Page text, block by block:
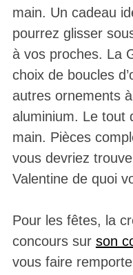
main. Un cadeau
pourrez glisser
à vos proches. La
choix de boucles
autres ornements
aluminium. Le tout
main. Pièces
vous devriez
Valentine de quoi
Pour les fêtes, la
concours sur son
vous faire